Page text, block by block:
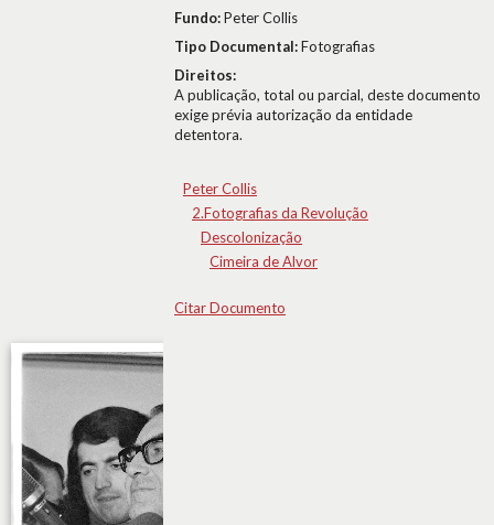
Fundo:Peter Collis
Tipo Documental:Fotografias
Direitos:
A publicação, total ou parcial, deste documento
exige prévia autorização da entidade
detentora.
Peter Collis
2.Fotografias da Revolução
Descolonização
Cimeira de Alvor
Citar Documento